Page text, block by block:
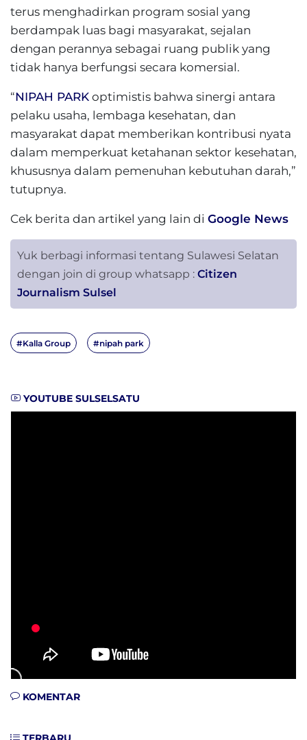
terus menghadirkan program sosial yang
berdampak luas bagi masyarakat, sejalan
dengan perannya sebagai ruang publik yang
tidak hanya berfungsi secara komersial.
“NIPAH PARK optimistis bahwa sinergi antara
pelaku usaha, lembaga kesehatan, dan
masyarakat dapat memberikan kontribusi nyata
dalam memperkuat ketahanan sektor kesehatan,
khususnya dalam pemenuhan kebutuhan darah,”
tutupnya.
Cek berita dan artikel yang lain di Google News
Yuk berbagi informasi tentang Sulawesi Selatan
dengan join di group whatsapp : Citizen
Journalism Sulsel
#Kalla Group #nipah park
YOUTUBE SULSELSATU
KOMENTAR